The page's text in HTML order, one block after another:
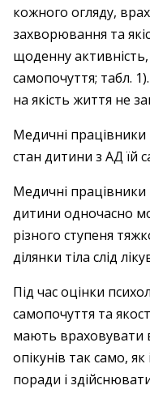
кожного огляду,
захворювання та
щоденну
самопочуття; табл.
на якість життя не
Медичні
стан дитини з АД їй
Медичні працівники
дитини одночасно
різного ступеня
ділянки тіла слід
Під час оцінки
самопочуття та
мають враховувати
опікунів так само,
поради і